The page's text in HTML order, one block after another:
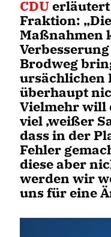
CDUerläutert
Fraktion:
Maßnahmen
Brodweg
ursächlichen
überhaupt
Vielmehr will
viel ‚weißer
dass in der
Fehler
diese aber
werden wir
uns für eine